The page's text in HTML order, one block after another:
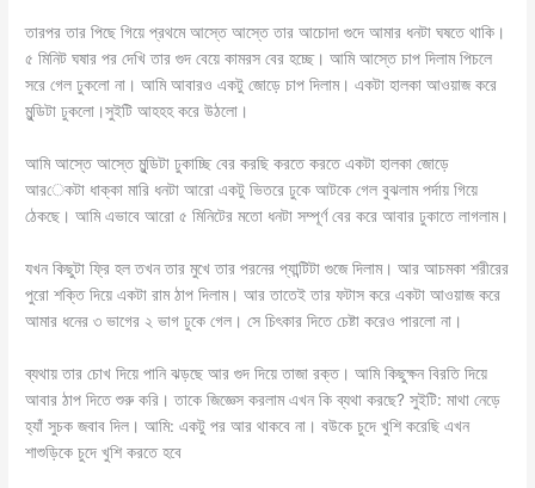
তারপর তার পিছে গিয়ে প্রথমে আস্তে আস্তে তার আচোদা গুদে আমার ধনটা ঘষতে থাকি।
৫ মিনিট ঘষার পর দেখি তার গুদ বেয়ে কামরস বের হচ্ছে। আমি আস্তে চাপ দিলাম পিচলে
সরে গেল ঢুকলো না। আমি আবারও একটু জোড়ে চাপ দিলাম। একটা হালকা আওয়াজ করে
মুন্ডিটা ঢুকলো।সুইটি আহহহ করে উঠলো।
আমি আস্তে আস্তে মুন্ডিটা ঢুকাচ্ছি বের করছি করতে করতে একটা হালকা জোড়ে
আরেকটা ধাক্কা মারি ধনটা আরো একটু ভিতরে ঢুকে আটকে গেল বুঝলাম পর্দায় গিয়ে
ঠেকছে। আমি এভাবে আরো ৫ মিনিটের মতো ধনটা সম্পূর্ণ বের করে আবার ঢুকাতে লাগলাম।
যখন কিছুটা ফ্রি হল তখন তার মুখে তার পরনের প্যান্টিটা গুজে দিলাম। আর আচমকা শরীরের
পুরো শক্তি দিয়ে একটা রাম ঠাপ দিলাম। আর তাতেই তার ফটাস করে একটা আওয়াজ করে
আমার ধনের ৩ ভাগের ২ ভাগ ঢুকে গেল। সে চিৎকার দিতে চেষ্টা করেও পারলো না।
ব্যথায় তার চোখ দিয়ে পানি ঝড়ছে আর গুদ দিয়ে তাজা রক্ত। আমি কিছুক্ষন বিরতি দিয়ে
আবার ঠাপ দিতে শুরু করি। তাকে জিজ্ঞেস করলাম এখন কি ব্যথা করছে? সুইটি: মাথা নেড়ে
হ্যাঁ সুচক জবাব দিল। আমি: একটু পর আর থাকবে না। বউকে চুদে খুশি করেছি এখন
শাশুড়িকে চুদে খুশি করতে হবে